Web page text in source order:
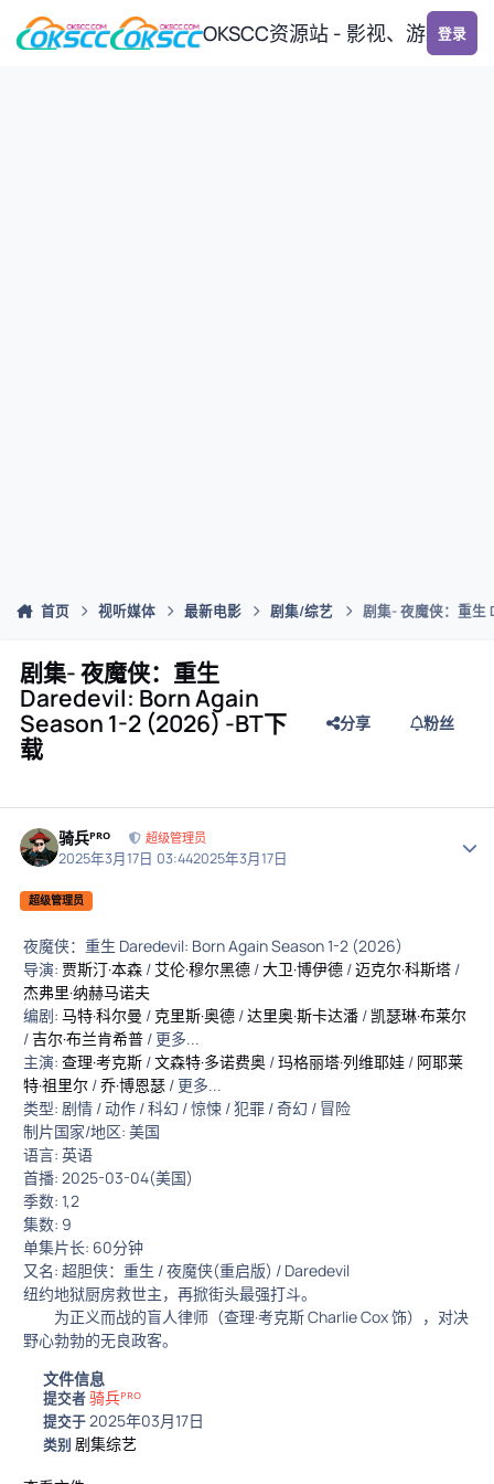
跳转到帖子
OKSCC资源站 - 影视、游戏、
登录
首页 视听媒体 最新电影 剧集/综艺 剧集- 夜魔侠：重生
剧集- 夜魔侠：重生
Daredevil: Born Again
Season 1-2 (2026) -BT下
载
分享 粉丝
骑兵ᴾᴿᴼ 超级管理员
2025年3月17日 03:442025年3月17日
超级管理员
夜魔侠：重生 Daredevil: Born Again Season 1-2 (2026)
导演: 贾斯汀·本森 /艾伦·穆尔黑德 /大卫·博伊德 /迈克尔·科斯塔 /
杰弗里·纳赫马诺夫
编剧: 马特·科尔曼 / 克里斯·奥德 /达里奥·斯卡达潘 / 凯瑟琳·布莱尔
/吉尔·布兰肯希普 / 更多...
主演: 查理·考克斯 /文森特·多诺费奥 /玛格丽塔·列维耶娃 / 阿耶莱
特·祖里尔 /乔·博恩瑟 / 更多...
类型: 剧情 / 动作 / 科幻 / 惊悚 / 犯罪 / 奇幻 / 冒险
制片国家/地区: 美国
语言: 英语
首播: 2025-03-04(美国)
季数: 1,2
集数: 9
单集片长: 60分钟
又名: 超胆侠：重生 / 夜魔侠(重启版) / Daredevil
纽约地狱厨房救世主，再掀街头最强打斗。
为正义而战的盲人律师（查理·考克斯 Charlie Cox 饰），对决
野心勃勃的无良政客。
文件信息
提交者骑兵ᴾᴿᴼ
提交于2025年03月17日
类别剧集综艺